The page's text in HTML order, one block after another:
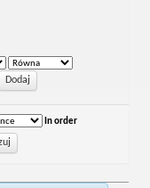
In order